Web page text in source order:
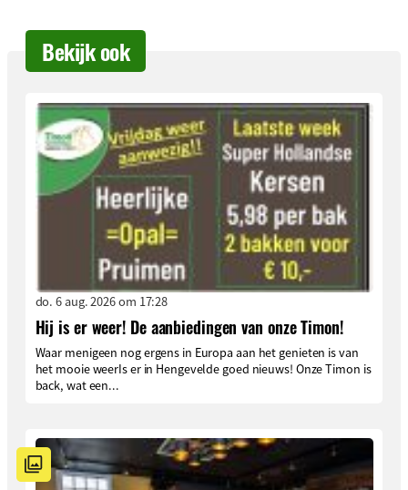
Bekijk ook
do. 6 aug. 2026 om 17:28
Hij is er weer! De aanbiedingen van onze Timon!
Waar menigeen nog ergens in Europa aan het genieten is van
het mooie weerIs er in Hengevelde goed nieuws! Onze Timon is
back, wat een...